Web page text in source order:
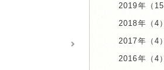
2019年（15
2018年（4）
2017年（4）
2016年（4）